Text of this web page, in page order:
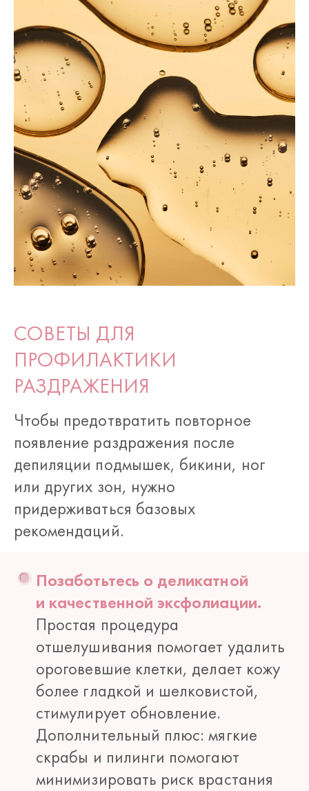
СОВЕТЫ ДЛЯ
ПРОФИЛАКТИКИ
РАЗДРАЖЕНИЯ
Чтобы предотвратить повторное
появление раздражения после
депиляции подмышек, бикини, ног
или других зон, нужно
придерживаться базовых
рекомендаций.
Позаботьтесь о деликатной
и качественной эксфолиации.
Простая процедура
отшелушивания помогает удалить
ороговевшие клетки, делает кожу
более гладкой и шелковистой,
стимулирует обновление.
Дополнительный плюс: мягкие
скрабы и пилинги помогают
минимизировать риск врастания